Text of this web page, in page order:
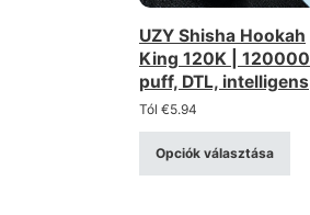
UZY Shisha Hookah
King 120K | 120000
puff, DTL, intelligens
képernyő, állítható
légáramlás,
ömlesztett eldobható
vape
Tól €5.94
Opciók választása